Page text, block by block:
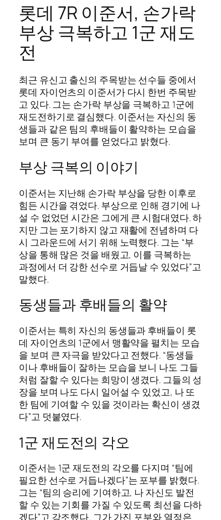
롯데 7R 이준서, 손가락
부상 극복하고 1군 재도
전
최근 유신고 출신의 주목받는 선수들 중에서
롯데 자이언츠의 이준서가 다시 한번 주목받
고 있다. 그는 손가락 부상을 극복하고 1군에
재도전하기로 결심했다. 이준서는 자신의 동
생들과 같은 팀의 후배들이 활약하는 모습을
보며 큰 동기 부여를 얻었다고 밝혔다.
부상 극복의 이야기
이준서는 지난해 손가락 부상을 당한 이후로
힘든 시간을 겪었다. 부상으로 인해 경기에 나
설 수 없었던 시간은 그에게 큰 시험대였다. 하
지만 그는 포기하지 않고 재활에 전념하며 다
시 그라운드에 서기 위해 노력했다. 그는 “부
상을 통해 많은 것을 배웠고, 이를 극복하는
과정에서 더 강한 선수로 거듭날 수 있었다”고
말했다.
동생들과 후배들의 활약
이준서는 특히 자신의 동생들과 후배들이 롯
데 자이언츠의 1군에서 맹활약을 펼치는 모습
을 보며 큰 자극을 받았다고 전했다. “동생들
이나 후배들이 잘하는 모습을 보니 나도 그들
처럼 잘할 수 있다는 희망이 생겼다. 그들의 성
장을 보며 나도 다시 일어설 수 있었고, 나 또
한 팀에 기여할 수 있을 것이라는 확신이 생겼
다”고 덧붙였다.
1군 재도전의 각오
이준서는 1군 재도전의 각오를 다지며 “팀에
필요한 선수로 거듭나겠다”는 포부를 밝혔다.
그는 “팀의 승리에 기여하고, 나 자신도 발전
할 수 있는 기회를 가질 수 있도록 최선을 다하
겠다”고 강조했다. 그가 가진 포부와 열정은